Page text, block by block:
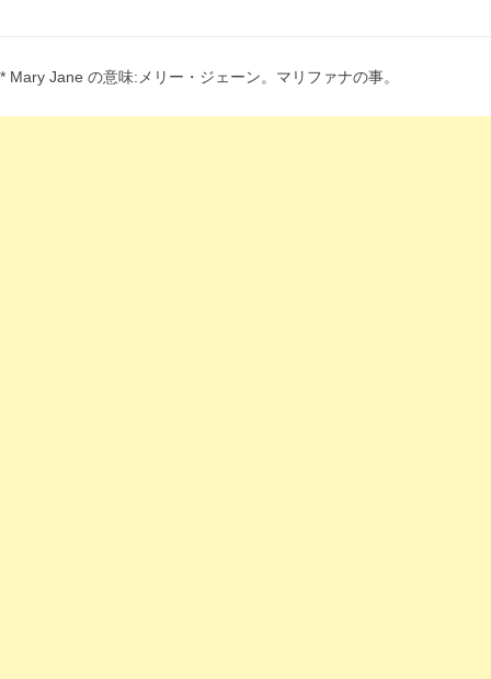
* Mary Jane の意味:メリー・ジェーン。マリファナの事。